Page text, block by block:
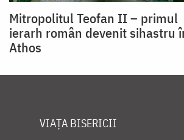
Mitropolitul Teofan II – primul
ierarh român devenit sihastru
Athos
VIAȚA BISERICII